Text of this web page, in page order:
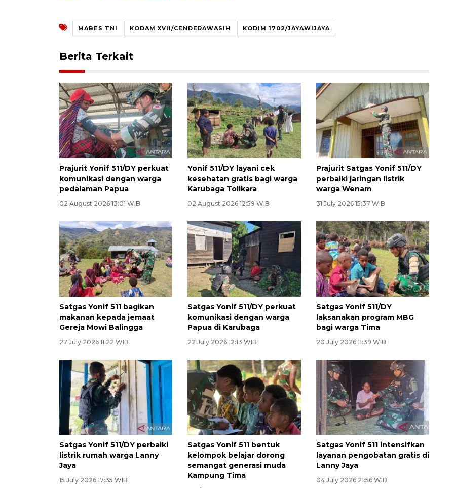
MABES TNI KODAM XVII/CENDERAWASIH KODIM 1702/JAYAWIJAYA
Berita Terkait
Prajurit Yonif 511/DY perkuat
komunikasi dengan warga
pedalaman Papua
02 August 2026 13:01 WIB
Yonif 511/DY layani cek
kesehatan gratis bagi warga
Karubaga Tolikara
02 August 2026 12:59 WIB
Prajurit Satgas Yonif 511/DY
perbaiki jaringan listrik
warga Wenam
31 July 2026 15:37 WIB
Satgas Yonif 511 bagikan
makanan kepada jemaat
Gereja Mowi Balingga
27 July 2026 11:22 WIB
Satgas Yonif 511/DY perkuat
komunikasi dengan warga
Papua di Karubaga
22 July 2026 12:13 WIB
Satgas Yonif 511/DY
laksanakan program MBG
bagi warga Tima
20 July 2026 11:39 WIB
Satgas Yonif 511/DY perbaiki
listrik rumah warga Lanny
Jaya
15 July 2026 17:35 WIB
Satgas Yonif 511 bentuk
kelompok belajar dorong
semangat generasi muda
Kampung Tima
Satgas Yonif 511 intensifkan
layanan pengobatan gratis di
Lanny Jaya
04 July 2026 21:56 WIB